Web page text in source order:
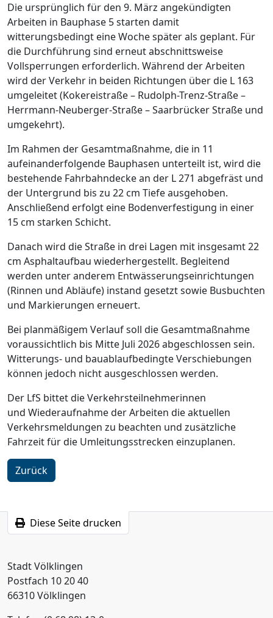
Die ursprünglich für den 9. März angekündigten
Arbeiten in Bauphase 5 starten damit
witterungsbedingt eine Woche später als geplant. Für
die Durchführung sind erneut abschnittsweise
Vollsperrungen erforderlich. Während der Arbeiten
wird der Verkehr in beiden Richtungen über die L 163
umgeleitet (Kokereistraße – Rudolph-Trenz-Straße –
Herrmann-Neuberger-Straße – Saarbrücker Straße und
umgekehrt).
Im Rahmen der Gesamtmaßnahme, die in 11
aufeinanderfolgende Bauphasen unterteilt ist, wird die
bestehende Fahrbahndecke an der L 271 abgefräst und
der Untergrund bis zu 22 cm Tiefe ausgehoben.
Anschließend erfolgt eine Bodenverfestigung in einer
15 cm starken Schicht.
Danach wird die Straße in drei Lagen mit insgesamt 22
cm Asphaltaufbau wiederhergestellt. Begleitend
werden unter anderem Entwässerungseinrichtungen
(Rinnen und Abläufe) instand gesetzt sowie Busbuchten
und Markierungen erneuert.
Bei planmäßigem Verlauf soll die Gesamtmaßnahme
voraussichtlich bis Mitte Juli 2026 abgeschlossen sein.
Witterungs- und bauablaufbedingte Verschiebungen
können jedoch nicht ausgeschlossen werden.
Der LfS bittet die Verkehrsteilnehmerinnen
und Wiederaufnahme der Arbeiten die aktuellen
Verkehrsmeldungen zu beachten und zusätzliche
Fahrzeit für die Umleitungsstrecken einzuplanen.
Zurück
Diese Seite drucken
Stadt Völklingen
Postfach 10 20 40
66310 Völklingen